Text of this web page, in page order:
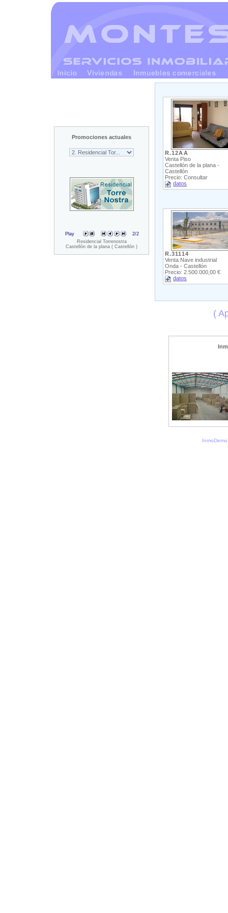
Promociones actuales
Play 2/2
Residencial Torrenostra
Castellón de la plana ( Castellón )
R.12AA
Venta Piso
Castellón de la plana -
Castellón
Precio: Consultar
datos
R.31114
Venta Nave industrial
Onda - Castellón
Precio: 2.500.000,00 €
datos
(